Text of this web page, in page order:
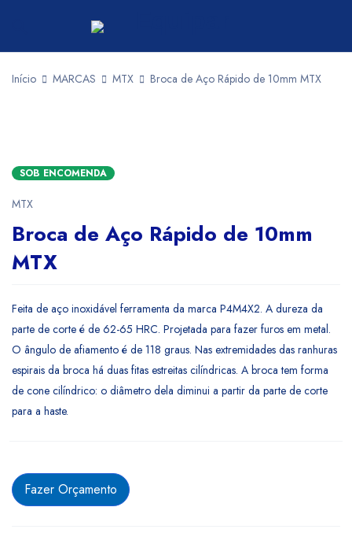
Início MARCAS MTX Broca de Aço Rápido de 10mm MTX
SOB ENCOMENDA
MTX
Broca de Aço Rápido de 10mm
MTX
Feita de aço inoxidável ferramenta da marca P4M4X2. A dureza da
parte de corte é de 62-65 HRC. Projetada para fazer furos em metal.
O ângulo de afiamento é de 118 graus. Nas extremidades das ranhuras
espirais da broca há duas fitas estreitas cilíndricas. A broca tem forma
de cone cilíndrico: o diâmetro dela diminui a partir da parte de corte
para a haste.
Fazer Orçamento